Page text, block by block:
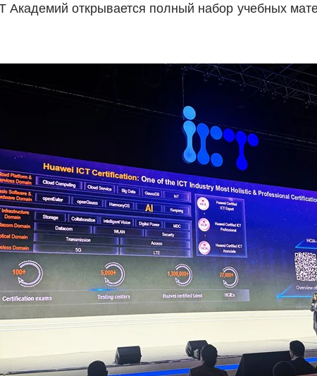
Академий открывается полный набор учебных